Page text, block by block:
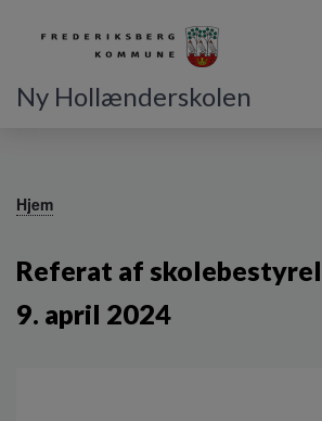
Ny Hollænderskolen
Hjem
Referat af
9. april 2024